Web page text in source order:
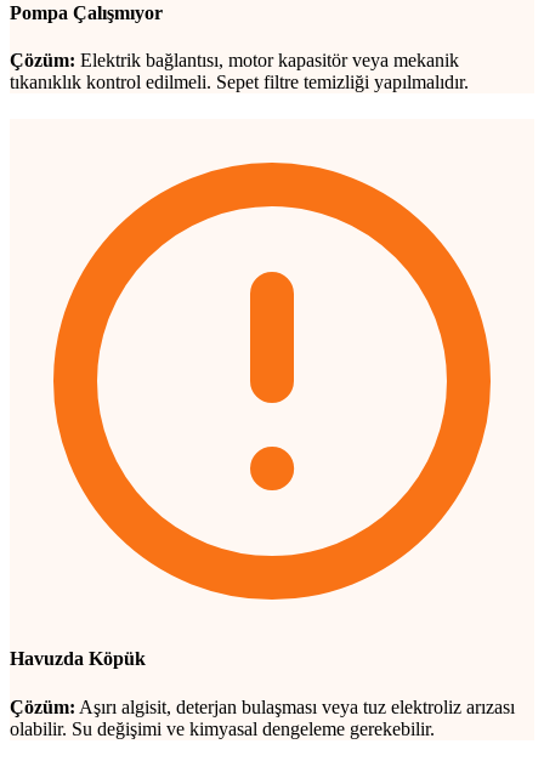
Pompa Çalışmıyor
Çözüm: Elektrik bağlantısı, motor kapasitör veya mekanik
tıkanıklık kontrol edilmeli. Sepet filtre temizliği yapılmalıdır.
Havuzda Köpük
Çözüm: Aşırı algisit, deterjan bulaşması veya tuz elektroliz arızası
olabilir. Su değişimi ve kimyasal dengeleme gerekebilir.